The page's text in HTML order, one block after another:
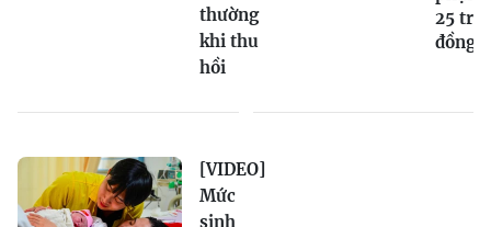
thường
khi thu
hồi
25
đồng
[VIDEO]
Mức
sinh